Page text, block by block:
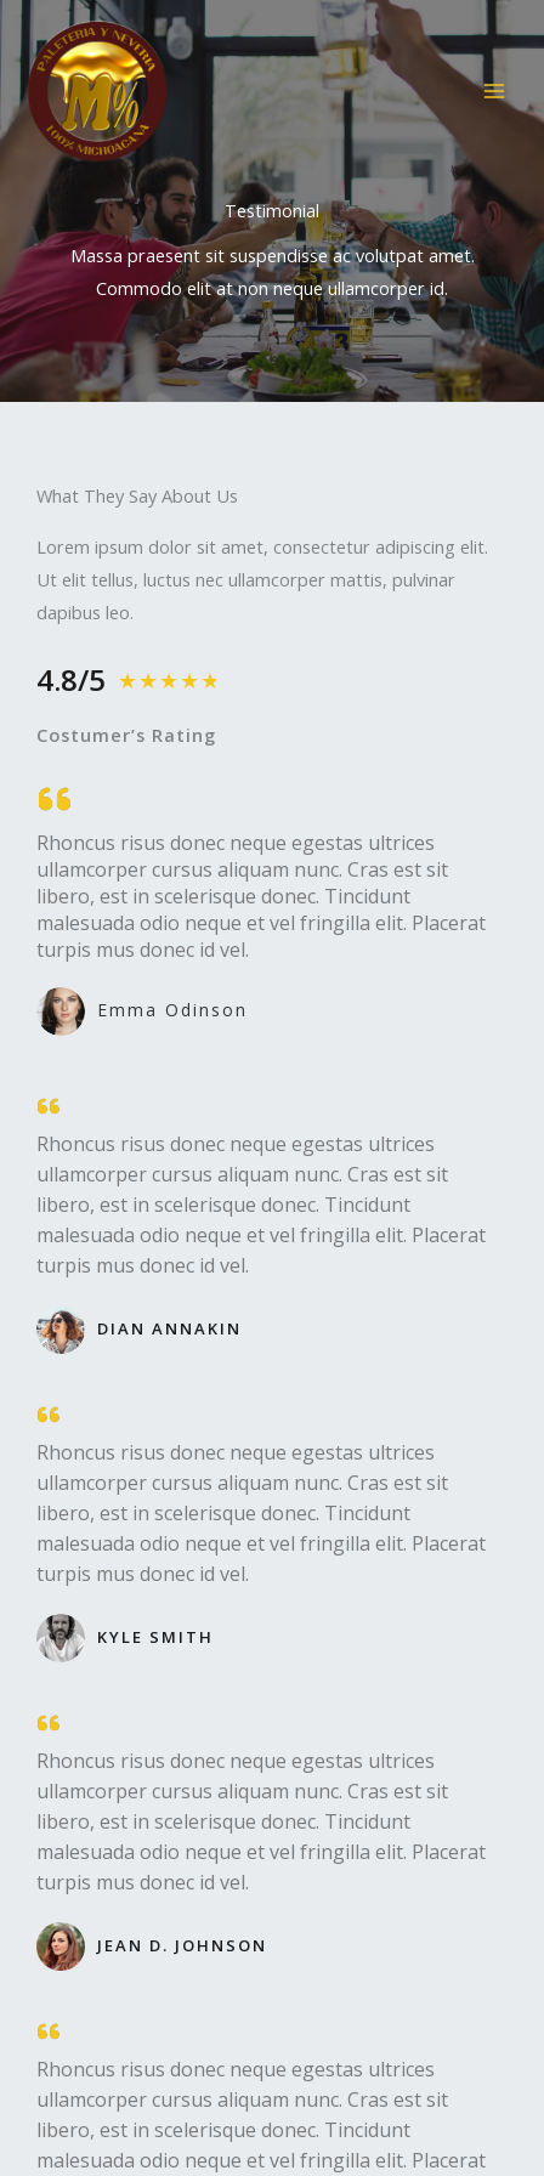
contenido
Testimonial
Massa praesent sit suspendisse ac volutpat amet.
Commodo elit at non neque ullamcorper id.
What They Say About Us​
Lorem ipsum dolor sit amet, consectetur adipiscing elit.
Ut elit tellus, luctus nec ullamcorper mattis, pulvinar
dapibus leo.
4.8/5 ★★★★★
Costumer’s Rating
Rhoncus risus donec neque egestas ultrices
ullamcorper cursus aliquam nunc. Cras est sit
libero, est in scelerisque donec. Tincidunt
malesuada odio neque et vel fringilla elit. Placerat
turpis mus donec id vel.​
Emma Odinson​
Rhoncus risus donec neque egestas ultrices
ullamcorper cursus aliquam nunc. Cras est sit
libero, est in scelerisque donec. Tincidunt
malesuada odio neque et vel fringilla elit. Placerat
turpis mus donec id vel.​
DIAN ANNAKIN​
Rhoncus risus donec neque egestas ultrices
ullamcorper cursus aliquam nunc. Cras est sit
libero, est in scelerisque donec. Tincidunt
malesuada odio neque et vel fringilla elit. Placerat
turpis mus donec id vel.​
KYLE SMITH​
Rhoncus risus donec neque egestas ultrices
ullamcorper cursus aliquam nunc. Cras est sit
libero, est in scelerisque donec. Tincidunt
malesuada odio neque et vel fringilla elit. Placerat
turpis mus donec id vel.​
JEAN D. JOHNSON​
Rhoncus risus donec neque egestas ultrices
ullamcorper cursus aliquam nunc. Cras est sit
libero, est in scelerisque donec. Tincidunt
malesuada odio neque et vel fringilla elit. Placerat